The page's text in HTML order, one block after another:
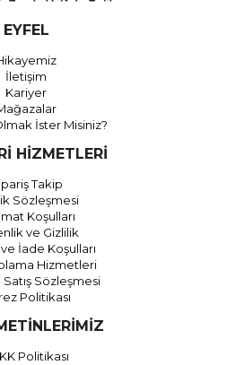
EYFEL
İletişim
Kariyer
İster Misiniz?
HİZMETLERİ
Takip
Sözleşmesi
Koşulları
ve Gizlilik
İade Koşulları
Hizmetleri
Sözleşmesi
Politikası
Politikası